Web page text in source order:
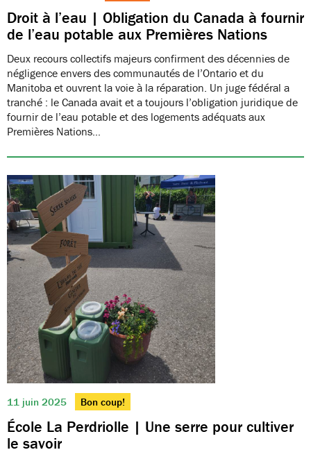
Droit à l’eau | Obligation du Canada à fournir
de l’eau potable aux Premières Nations
Deux recours collectifs majeurs confirment des décennies de
négligence envers des communautés de l’Ontario et du
Manitoba et ouvrent la voie à la réparation. Un juge fédéral a
tranché : le Canada avait et a toujours l’obligation juridique de
fournir de l’eau potable et des logements adéquats aux
Premières Nations…
11 juin 2025 Bon coup!
École La Perdriolle | Une serre pour cultiver
le savoir